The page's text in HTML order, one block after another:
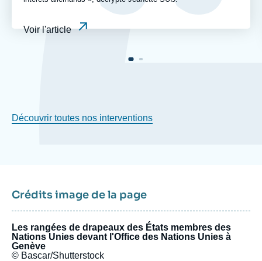
Voir l'article
Découvrir toutes nos interventions
Crédits image de la page
Les rangées de drapeaux des États membres des
Nations Unies devant l'Office des Nations Unies à
Genève
© Bascar/Shutterstock